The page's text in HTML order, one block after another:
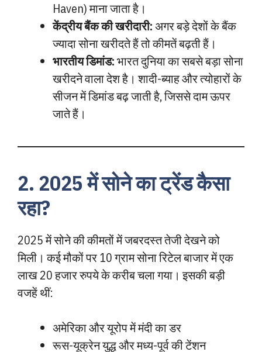
Haven) माना जाता है।
केंद्रीय बैंक की खरीदारी:अगर बड़े देशों के बैंक
ज्यादा सोना खरीदते हैं तो कीमतें बढ़ती हैं।
भारतीय डिमांड:भारत दुनिया का सबसे बड़ा सोना
खरीदने वाला देश है। शादी-ब्याह और त्योहारों के
सीजन में डिमांड बढ़ जाती है, जिससे दाम ऊपर
जाते हैं।
2. 2025 में सोने का ट्रेंड कैसा
रहा?
2025 में सोने की कीमतों में जबरदस्त तेजी देखने को
मिली। कई मौकों पर 10 ग्राम सोना रिटेल बाजार में एक
लाख 20 हजार रुपये के करीब चला गया। इसकी बड़ी
वजहें थीं:
अमेरिका और यूरोप में मंदी का डर
रूस-यूक्रेन युद्ध और मध्य-पूर्व की टेंशन